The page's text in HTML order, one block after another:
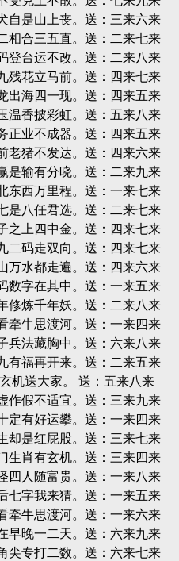
自是山上丧。送：三来六来
相合三五直。送：二来七来
登台运不改。送：二来八来
残花立马前。送：四来七来
出海四一现。送：四来五来
温香披彩虹。送：五来八来
正业不成器。送：四来五来
老猪不发达。送：四来六来
是输有分晓。送：二来九来
东西万里程。送：一来七来
是八任君选。送：二来七来
之上四中金。送：四来七来
二码走双向。送：四来七来
万水都走遍。送：四来六来
数字在其中。送：一来五来
修炼千年妖。送：二来八来
牵牛思渡河。送：一来四来
兵法藏胸中。送：六来八来
有福再开来。送：二来五来
机送大家。 送：五来八来
作假不适宜。送：三来九来
定有好运攀。送：一来四来
却是红屁股。送：三来七来
生肖有玄机。送：三来四来
四人随富贵。送：一来八来
七字我来猜。送：一来五来
牵牛思渡河。送：一来六来
早晚一二天。送：六来九来
尖专打二数。送：六来七来